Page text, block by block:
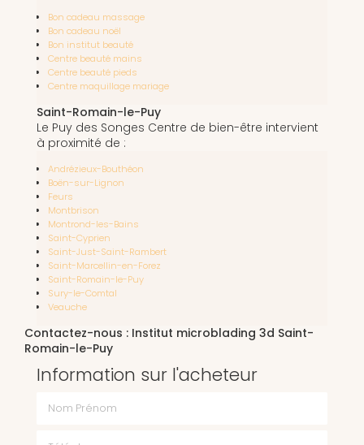
Bon cadeau massage
Bon cadeau noël
Bon institut beauté
Centre beauté mains
Centre beauté pieds
Centre maquillage mariage
Saint-Romain-le-Puy
Le Puy des Songes Centre de bien-être intervient
à proximité de :
Andrézieux-Bouthéon
Boën-sur-Lignon
Feurs
Montbrison
Montrond-les-Bains
Saint-Cyprien
Saint-Just-Saint-Rambert
Saint-Marcellin-en-Forez
Saint-Romain-le-Puy
Sury-le-Comtal
Veauche
Contactez-nous : Institut microblading 3d Saint-
Romain-le-Puy
Information sur l'acheteur